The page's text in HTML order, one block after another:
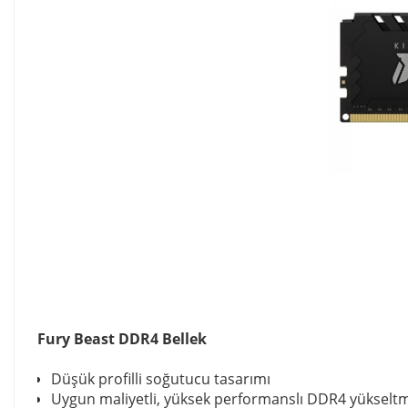
Fury Beast DDR4 Bellek
Düşük profilli soğutucu tasarımı
Uygun maliyetli, yüksek performanslı DDR4